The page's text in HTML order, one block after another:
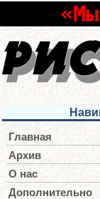
Главная
Архив
О нас
Дополнительно